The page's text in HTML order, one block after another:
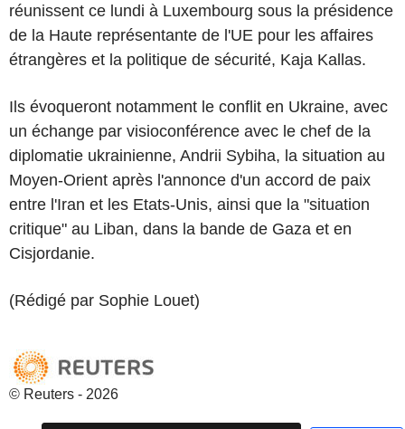
réunissent ce lundi à Luxembourg sous la présidence
de la Haute représentante de l'UE pour les affaires
étrangères et la politique de sécurité, Kaja Kallas.
Ils évoqueront notamment le conflit en Ukraine, avec
un échange par visioconférence avec le chef de la
diplomatie ukrainienne, Andrii Sybiha, la situation au
Moyen-Orient après l'annonce d'un accord de paix
entre l'Iran et les Etats-Unis, ainsi que la "situation
critique" au Liban, dans la bande de Gaza et en
Cisjordanie.
(Rédigé par Sophie Louet)
© Reuters - 2026